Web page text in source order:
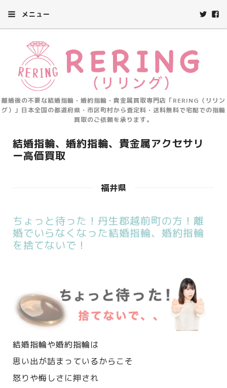
メニュー
離婚後の不要な結婚指輪・婚約指輪・貴金属買取専門店「RERING（リリン
グ）」日本全国の都道府県・市区町村から査定料・送料無料で宅配での指輪
買取のご依頼を承ります。
結婚指輪、婚約指輪、貴金属アクセサリ
ー高価買取
福井県
ちょっと待った！丹生郡越前町の方！離
婚でいらなくなった結婚指輪、婚約指輪
を捨てないで！
結婚指輪や婚約指輪は
思い出が詰まっているからこそ
怒りや悔しさに押され